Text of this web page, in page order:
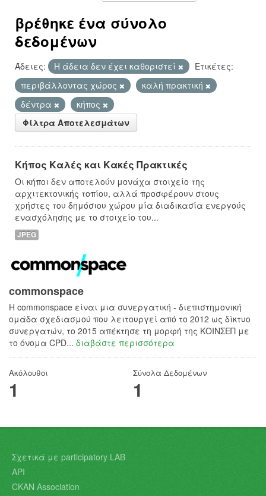
βρέθηκε ένα σύνολο
δεδομένων
Άδειες: Η άδεια δεν έχει καθοριστεί
Ετικέτες:
περιβάλλοντας χώρος
καλή πρακτική
δέντρα
κήπος
Φίλτρα Αποτελεσμάτων
Κήπος Καλές και Κακές Πρακτικές
Οι κήποι δεν αποτελούν μονάχα στοιχείο της
αρχιτεκτονικής τοπίου, αλλά προσφέρουν στους
χρήστες του δημόσιου χώρου μία διαδικασία ενεργούς
ενασχόλησης με το στοιχείο του...
JPEG
commonspace
H commonspace είναι μια συνεργατική - διεπιστημονική
ομάδα σχεδιασμού που λειτουργεί από το 2012 ως δίκτυο
συνεργατών, το 2015 απέκτησε τη μορφή της ΚΟΙΝΣΕΠ με
το όνομα CPD... διαβάστε περισσότερα
Ακόλουθοι
1
Σύνολα Δεδομένων
1
Σχετικά με participatory LAB
API
CKAN Association